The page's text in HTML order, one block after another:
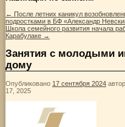
← После летних каникул
подростками в БФ «Александр
Школа семейного развития начала
Карабулаке →
Занятия с молодыми
дому
Опубликовано 17 сентября 2024
17, 2025